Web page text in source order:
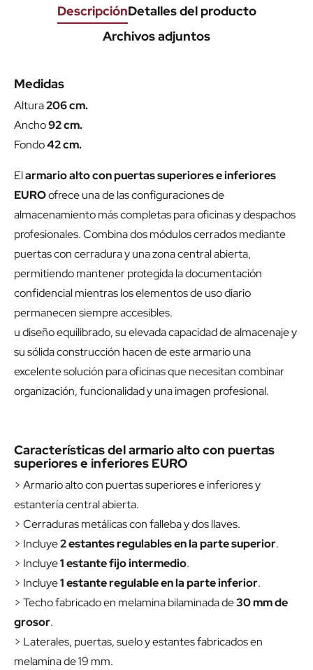
DescripciónDetalles del producto
Archivos adjuntos
Medidas
Altura206 cm.
Ancho92 cm.
Fondo42 cm.
Elarmario alto con puertas superiores e inferiores
EUROofrece una de las configuraciones de
almacenamiento más completas para oficinas y despachos
profesionales. Combina dos módulos cerrados mediante
puertas con cerradura y una zona central abierta,
permitiendo mantener protegida la documentación
confidencial mientras los elementos de uso diario
permanecen siempre accesibles.
u diseño equilibrado, su elevada capacidad de almacenaje y
su sólida construcción hacen de este armario una
excelente solución para oficinas que necesitan combinar
organización, funcionalidad y una imagen profesional.
Características del armario alto con puertas
superiores e inferiores EURO
> Armario alto con puertas superiores e inferiores y
estantería central abierta.
> Cerraduras metálicas con falleba y dos llaves.
> Incluye2 estantes regulables en la parte superior.
> Incluye1 estante fijo intermedio.
> Incluye1 estante regulable en la parte inferior.
> Techo fabricado en melamina bilaminada de30 mm de
grosor.
> Laterales, puertas, suelo y estantes fabricados en
melamina de 19 mm.